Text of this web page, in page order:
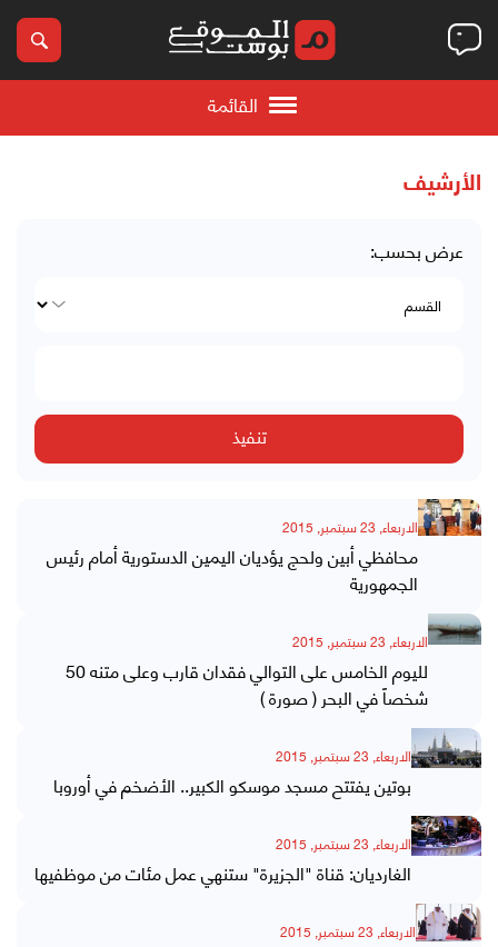
القائمة
الأرشيف
عرض بحسب:
الاربعاء, 23 سبتمبر, 2015
محافظي أبين ولحج يؤديان اليمين الدستورية أمام رئيس
الجمهورية
الاربعاء, 23 سبتمبر, 2015
لليوم الخامس على التوالي فقدان قارب وعلى متنه 50
شخصاً في البحر ( صورة )
الاربعاء, 23 سبتمبر, 2015
بوتين يفتتح مسجد موسكو الكبير.. الأضخم في أوروبا
الاربعاء, 23 سبتمبر, 2015
الغارديان: قناة "الجزيرة" ستنهي عمل مئات من موظفيها
الاربعاء, 23 سبتمبر, 2015